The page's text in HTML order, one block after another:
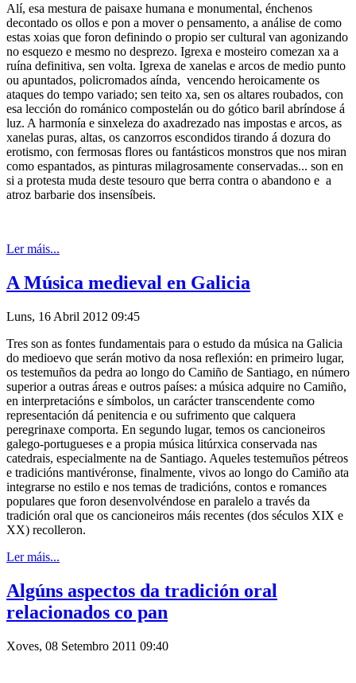
Alí, esa mestura de paisaxe humana e monumental, énchenos
decontado os ollos e pon a mover o pensamento, a análise de como
estas xoias que foron definindo o propio ser cultural van agonizando
no esquezo e mesmo no desprezo. Igrexa e mosteiro comezan xa a
ruína definitiva, sen volta. Igrexa de xanelas e arcos de medio punto
ou apuntados, policromados aínda, vencendo heroicamente os
ataques do tempo variado; sen teito xa, sen os altares roubados, con
esa lección do románico compostelán ou do gótico baril abríndose á
luz. A harmonía e sinxeleza do axadrezado nas impostas e arcos, as
xanelas puras, altas, os canzorros escondidos tirando á dozura do
erotismo, con fermosas flores ou fantásticos monstros que nos miran
como espantados, as pinturas milagrosamente conservadas... son en
si a protesta muda deste tesouro que berra contra o abandono e a
atroz barbarie dos insensíbeis.
Ler máis...
A Música medieval en Galicia
Luns, 16 Abril 2012 09:45
Tres son as fontes fundamentais para o estudo da música na Galicia
do medioevo que serán motivo da nosa reflexión: en primeiro lugar,
os testemuños da pedra ao longo do Camiño de Santiago, en número
superior a outras áreas e outros países: a música adquire no Camiño,
en interpretacións e símbolos, un carácter transcendente como
representación dá penitencia e ou sufrimento que calquera
peregrinaxe comporta. En segundo lugar, temos os cancioneiros
galego-portugueses e a propia música litúrxica conservada nas
catedrais, especialmente na de Santiago. Aqueles testemuños pétreos
e tradicións mantivéronse, finalmente, vivos ao longo do Camiño ata
integrarse no estilo e nos temas de tradicións, contos e romances
populares que foron desenvolvéndose en paralelo a través da
tradición oral que os cancioneiros máis recentes (dos séculos XIX e
XX) recolleron.
Ler máis...
Algúns aspectos da tradición oral
relacionados co pan
Xoves, 08 Setembro 2011 09:40